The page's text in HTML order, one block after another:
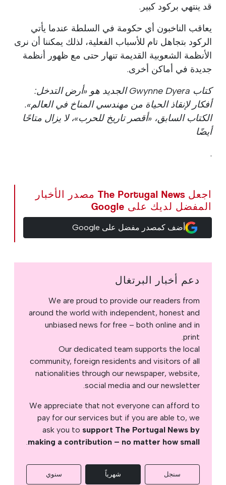
قد ينتهي بركود كبير.
يعاقب الناخبون أي حكومة في السلطة عندما يأتي
الركود بتجاهل تام للأسباب الفعلية، لذلك يمكننا أن نرى
الأنظمة الشعوبية القديمة تنهار حتى مع ظهور أنظمة
جديدة في أماكن أخرى.
كتاب Gwynne Dyera الجديد هو «أرض التدخل:
أفكار لإنقاذ الحياة من مهندسي المناخ في العالم».
الكتاب السابق، «أقصر تاريخ للحرب»، لا يزال متاحًا
أيضًا
.
اجعل The Portugal News مصدر الأخبار
المفضل لديك على Google
أضف كمصدر مفضل على Google
دعم أخبار البرتغال
We are proud to provide our readers from
around the world with independent, honest and
unbiased news for free – both online and in
print.
Our dedicated team supports the local
community, foreign residents and visitors of all
nationalities through our newspaper, website,
social media and our newsletter.
We appreciate that not everyone can afford to
pay for our services but if you are able to, we
ask you to support The Portugal News by
making a contribution – no matter how small
.
سنجل شهرياً سنوي